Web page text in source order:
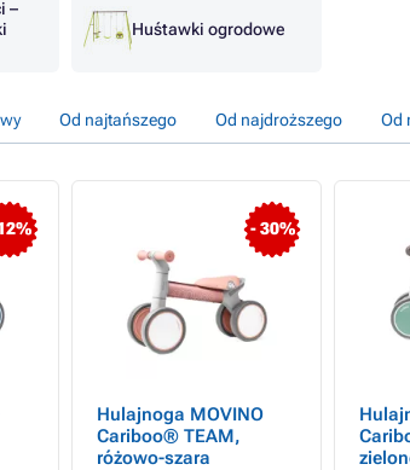
–
Huśtawki ogrodowe
Od najtańszego Od najdroższego Od
- 30%
Hulajnoga MOVINO
Cariboo® TEAM,
różowo-szara